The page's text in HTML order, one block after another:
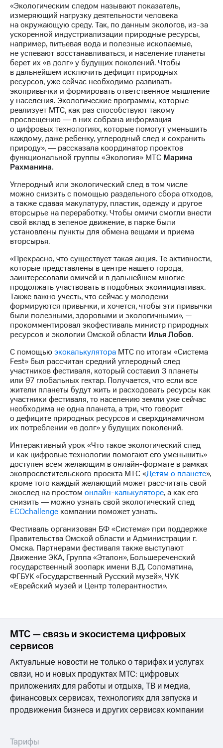
Описание
Программа
приобретения
Порядок
выкупа
акций
Дивиденды
Рынок
облигаций
Описание
Еврооблигации-2023
Уведомление
о
погашении
именных
облигаций
Другое
Регистратор
Реквизиты
Контакты
развитие
деловая этика
На главную
«Экологическим следом называют показатель,
измеряющий нагрузку деятельности человека
на окружающую среду. Так, по данным экологов, из-за
ускоренной индустриализации природные ресурсы,
например, питьевая вода и полезные ископаемые,
не успевают восстанавливаться, и население планеты
берет их «в долг» у будущих поколений. Чтобы
в дальнейшем исключить дефицит природных
ресурсов, уже сейчас необходимо развивать
экопривычки и формировать ответственное мышление
у населения. Экологические программы, которые
реализует МТС, как раз способствуют такому
просвещению ― в них собрана информация
о цифровых технологиях, которые помогут уменьшить
каждому, даже ребенку, углеродный след и сохранить
природу», ― рассказала координатор проектов
функциональной группы «Экология» МТС Марина
Рахманина.
Углеродный или экологический след в том числе
можно снизить с помощью раздельного сбора отходов,
а также сдавая макулатуру, пластик, одежду и другое
вторсырье на переработку. Чтобы омичи смогли внести
свой вклад в зеленое движение, в парке были
установлены пункты для обмена вещами и приема
вторсырья.
«Прекрасно, что существует такая акция. Те активности,
которые представлены в центре нашего города,
заинтересовали омичей и в дальнейшем многие
продолжать участвовать в подобных экоинициативах.
Также важно учесть, что сейчас у молодежи
формируются привычки, и хочется, чтобы эти привычки
были полезными, здоровыми и экологичными», —
прокомментировал экофестиваль министр природных
ресурсов и экологии Омской области Илья Лобов.
С помощьюэкокалькулятора МТС по итогам «Система
Fest» был рассчитан средний углеродный след
участников фестиваля, который составил 3 планеты
или 97 глобальных гектар. Получается, что если все
жители планеты будут жить и расходовать ресурсы как
участники фестиваля, то населению земли уже сейчас
необходима не одна планета, а три, что говорит
о дефиците природных ресурсов и сверхдинамичном
их потреблении «в долг» у будущих поколений.
Интерактивный урок «Что такое экологический след
и как цифровые технологии помогают его уменьшить»
доступен всем желающим в онлайн-формате в рамках
экопросветительского проекта МТС «Детям о планете»,
кроме того каждый желающий может рассчитать свой
экослед на простом онлайн-калькуляторе, а как его
снизить ― можно узнать свой экологический след
ECOchallenge компании поможет узнать.
Фестиваль организован БФ «Система» при поддержке
Правительства Омской области и Администрации г.
Омска. Партнерами фестиваля также выступают
Движение ЭКА, Группа «Эталон», Большереченский
государственный зоопарк имени В.Д. Соломатина,
ФГБУК «Государственный Русский музей», ЧУК
«Еврейский музей и Центр толерантности».
МТС — связь и экосистема цифровых
сервисов
Актуальные новости не только о тарифах и услугах
связи, но и новых продуктах МТС: цифровых
приложениях для работы и отдыха, ТВ и медиа,
финансовых сервисах, технологиях для запуска и
продвижения бизнеса и других сервисах компании
Тарифы